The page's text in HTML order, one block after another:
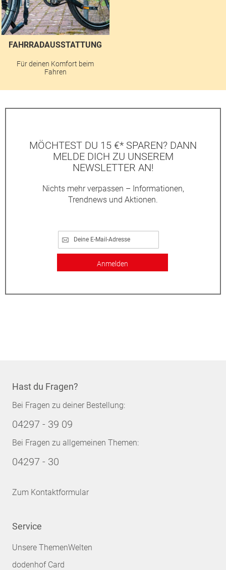
FAHRRADAUSSTATTUNG
Für deinen Komfort beim
Fahren
MÖCHTEST DU 15 €* SPAREN? DANN
MELDE DICH ZU UNSEREM
NEWSLETTER AN!
Nichts mehr verpassen – Informationen,
Trendnews und Aktionen.
Anmelden
Hast du Fragen?
Bei Fragen zu deiner Bestellung:
04297 - 39 09
Bei Fragen zu allgemeinen Themen:
04297 - 30
Zum Kontaktformular
Service
Unsere ThemenWelten
dodenhof Card